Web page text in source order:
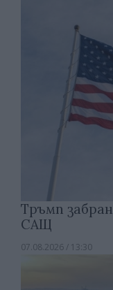
Тръмп
САЩ
07.08.2026 / 13:30